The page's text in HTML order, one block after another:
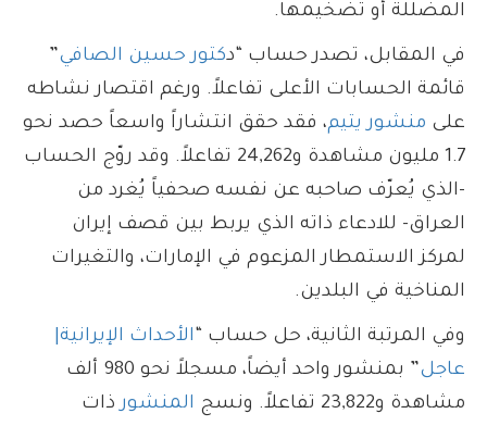
المضللة أو تضخيمها.
في المقابل، تصدر حساب “دكتور حسين الصافي”
قائمة الحسابات الأعلى تفاعلاً. ورغم اقتصار نشاطه
على منشور يتيم، فقد حقق انتشاراً واسعاً حصد نحو
1.7 مليون مشاهدة و24,262 تفاعلاً. وقد روّج الحساب
-الذي يُعرّف صاحبه عن نفسه صحفياً يُغرد من
العراق- للادعاء ذاته الذي يربط بين قصف إيران
لمركز الاستمطار المزعوم في الإمارات، والتغيرات
المناخية في البلدين.
وفي المرتبة الثانية، حل حساب “الأحداث الإيرانية|
عاجل
” بمنشور واحد أيضاً، مسجلاً نحو 980 ألف
مشاهدة و23,822 تفاعلاً. ونسج
المنشورذات